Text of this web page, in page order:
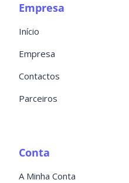
Empresa
Início
Empresa
Contactos
Parceiros
Conta
A Minha Conta